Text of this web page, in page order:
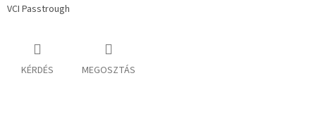
VCI Passtrough
KÉRDÉS MEGOSZTÁS